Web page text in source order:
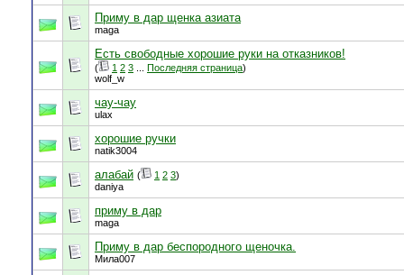
Приму в дар щенка азиата
maga
Есть свободные хорошие руки на отказников!
( 1 2 3 Последняя страница)
wolf_w
чау-чау
ulax
хорошие ручки
natik3004
алабай ( 1 2 3)
daniya
приму в дар
maga
Приму в дар беспородного щеночка.
Мила007